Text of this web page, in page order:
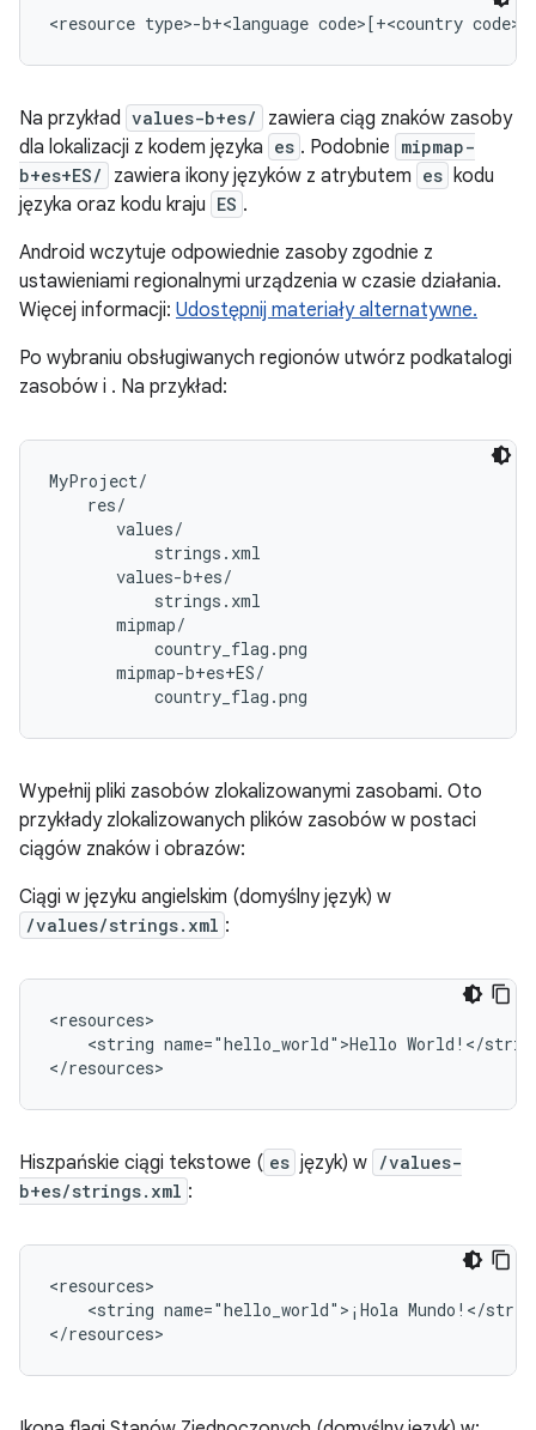
Na przykład values-b+es/
zawiera ciąg znaków zasoby
dla lokalizacji z kodem języka es . Podobnie mipmap-
b+es+ES/
zawiera ikony języków z atrybutem es kodu
języka oraz kodu kraju ES .
Android wczytuje odpowiednie zasoby zgodnie z
ustawieniami regionalnymi urządzenia w czasie działania.
Więcej informacji: Udostępnij materiały alternatywne.
Po wybraniu obsługiwanych regionów utwórz podkatalogi
zasobów i . Na przykład:
MyProject/
    res/
       values/
           strings.xml
       values-b+es/
           strings.xml
       mipmap/
           country_flag.png
       mipmap-b+es+ES/
Wypełnij pliki zasobów zlokalizowanymi zasobami. Oto
przykłady zlokalizowanych plików zasobów w postaci
ciągów znaków i obrazów:
Ciągi w języku angielskim (domyślny język) w
/values/strings.xml :
<string name="hello_world">Hello World!</
</resources>
Hiszpańskie ciągi tekstowe ( es język) w /values-
b+es/strings.xml :
<string name="hello_world">¡Hola Mundo!</
</resources>